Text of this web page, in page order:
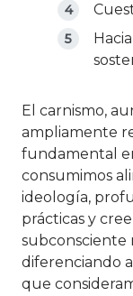
El carnismo,
ampliamente
fundamental
consumimos
ideología,
prácticas y
subconsciente
diferenciando
que